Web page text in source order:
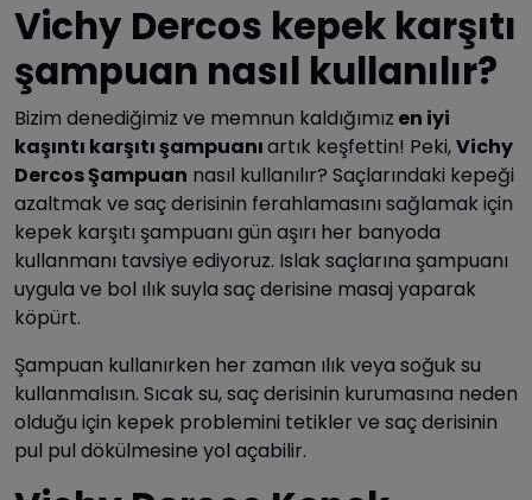
Vichy Dercos kepek karşıtı
şampuan nasıl kullanılır?
Bizim denediğimiz ve memnun kaldığımız en iyi
kaşıntı karşıtı şampuanıartık keşfettin! Peki,Vichy
Dercos Şampuan nasıl kullanılır? Saçlarındaki kepeği
azaltmak ve saç derisinin ferahlamasını sağlamak için
kepek karşıtı şampuanı gün aşırı her banyoda
kullanmanı tavsiye ediyoruz. Islak saçlarına şampuanı
uygula ve bol ılık suyla saç derisine masaj yaparak
köpürt.
Şampuan kullanırken her zaman ılık veya soğuk su
kullanmalısın. Sıcak su, saç derisinin kurumasına neden
olduğu için kepek problemini tetikler ve saç derisinin
pul pul dökülmesine yol açabilir.